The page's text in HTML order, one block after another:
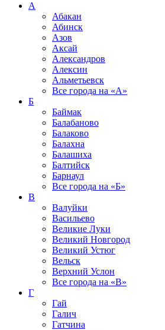
А
Абакан
Абинск
Азов
Аксай
Александров
Алексин
Альметьевск
Все города на «А»
Б
Баймак
Балабаново
Балаково
Балахна
Балашиха
Балтийск
Барнаул
Все города на «Б»
В
Валуйки
Васильево
Великие Луки
Великий Новгород
Великий Устюг
Вельск
Верхний Услон
Все города на «В»
Г
Гай
Галич
Гатчина